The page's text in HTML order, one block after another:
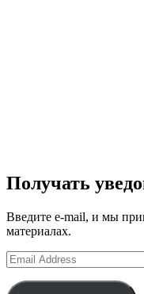
Получать
Введите e-mail, и мы
материалах.
Email
Address